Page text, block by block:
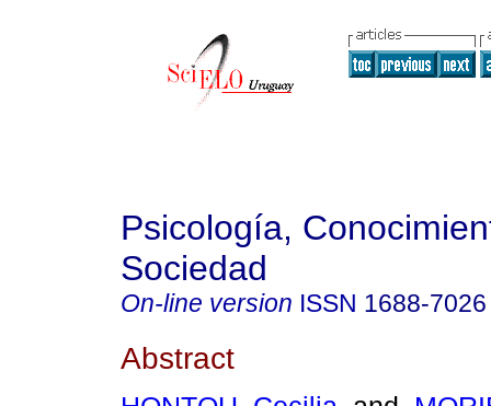
Psicología,
Sociedad
On-line version ISSN 1688-7026
Abstract